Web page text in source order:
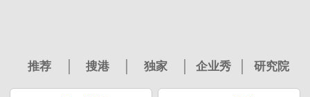
推荐 搜港 独家 企业秀 研究院